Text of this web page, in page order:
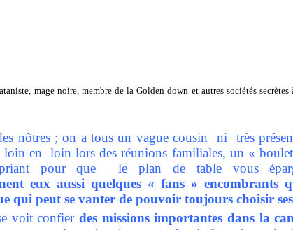
mage noire, membre de la Golden down et autres sociétés secrètes
nôtres ; on a tous un vague cousin ni très
en loin lors des réunions familiales, un «
priant pour que le plan de table vous
eux aussi quelques « fans » encombrants
qui peut se vanter de pouvoir toujours choisir
voit confier des missions importantes dans la